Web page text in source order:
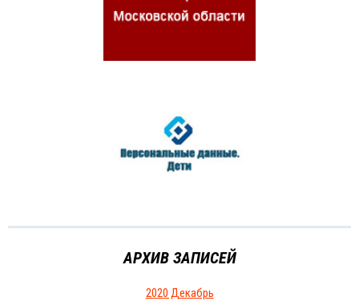
АРХИВ ЗАПИСЕЙ
2020 Декабрь